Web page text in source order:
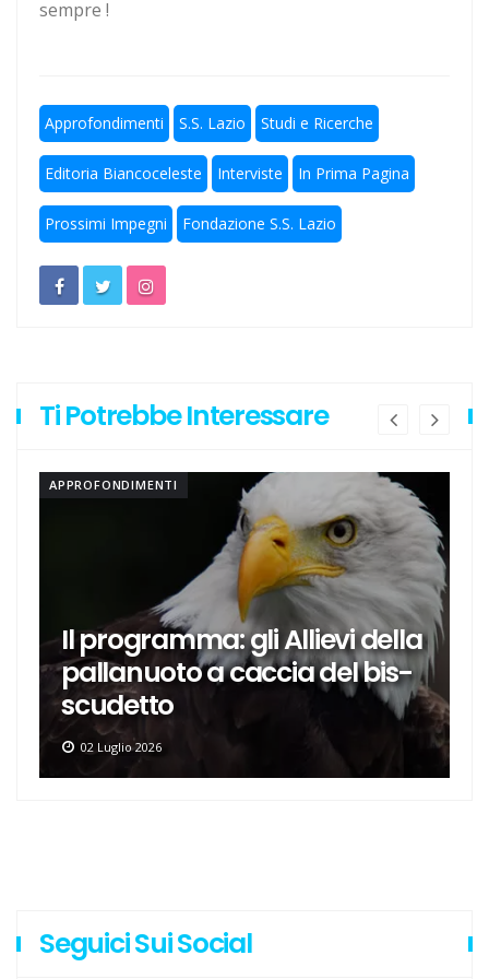
Calcio a 5, un gradito ritorno: Serapiglia
sempre !
Approfondimenti S.S. Lazio Studi e Ricerche
Editoria Biancoceleste Interviste In Prima Pagina
Prossimi Impegni Fondazione S.S. Lazio
Ti Potrebbe Interessare
APPROFONDIMENTI
Il programma: gli Allievi della
pallanuoto a caccia del bis-
scudetto
02 Luglio 2026
Seguici Sui Social